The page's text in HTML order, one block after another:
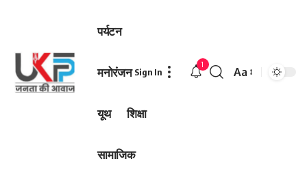
पर्यटन
मनोरंजन
यूथ शिक्षा
सामाजिक
Sign In
1
Font
Aa